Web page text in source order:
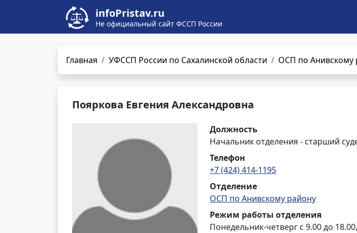
infoPristav.ru
Не официальный сайт ФССП России
Главная УФССП России по Сахалинской области ОСП по Анивскому
Пояркова Евгения Александровна
Должность
Начальник отделения - старший
Телефон
+7 (424) 414-1195
Отделение
ОСП по Анивскому району
Режим работы отделения
Понедельник-четверг с 9.00 до